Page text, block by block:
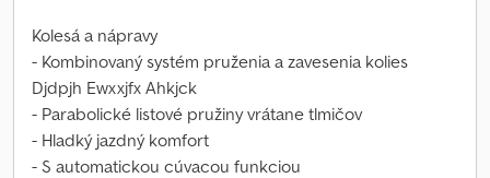
Kolesá a nápravy
- Kombinovaný systém pruženia a zavesenia kolies
Djdpjh Ewxxjfx Ahkjck
- Parabolické listové pružiny vrátane tlmičov
- Hladký jazdný komfort
- S automatickou cúvacou funkciou